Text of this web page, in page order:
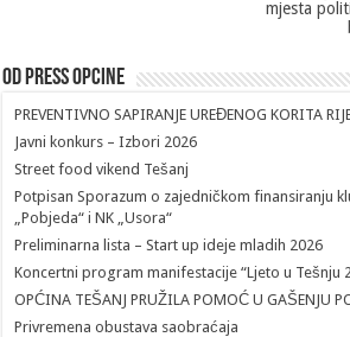
mjesta
Od Press Opcine
PREVENTIVNO SAPIRANJE UREĐENOG KORITA
Javni konkurs – Izbori 2026
Street food vikend Tešanj
Potpisan Sporazum o zajedničkom finansiranju
„Pobjeda“ i NK „Usora“
Preliminarna lista – Start up ideje mladih 2026
Koncertni program manifestacije “Ljeto u Tešnju
OPĆINA TEŠANJ PRUŽILA POMOĆ U GAŠENJU
Privremena obustava saobraćaja